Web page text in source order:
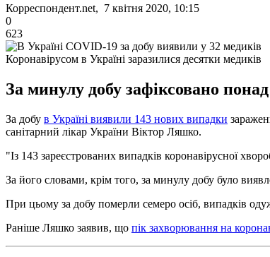
Корреспондент.net, 7 квітня 2020, 10:15
0
623
Коронавірусом в Україні заразилися десятки медиків
За минулу добу зафіксовано
За добу в Україні виявили 143 нових випадки
санітарний лікар України Віктор Ляшко.
"Із 143 зареєстрованих випадків коронавірусної
За його словами, крім того, за минулу добу було
При цьому за добу померли семеро осіб, випадків
Раніше Ляшко заявив, що пік захворювання на